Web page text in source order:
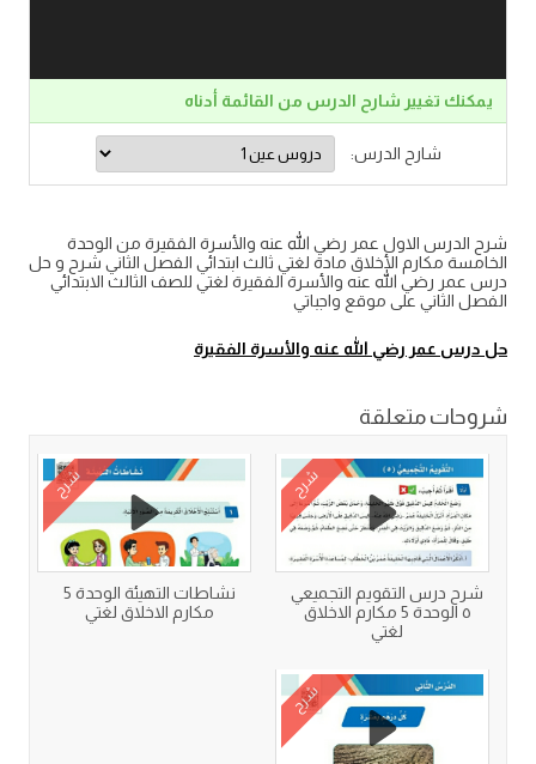
يمكنك تغيير شارح الدرس من القائمة أدناه
شارح الدرس:
شرح الدرس الاول عمر رضي الله عنه والأسرة الفقيرة من الوحدة
الخامسة مكارم الأخلاق مادة لغتي ثالث ابتدائي الفصل الثاني شرح و حل
درس عمر رضي الله عنه والأسرة الفقيرة لغتي للصف الثالث الابتدائي
الفصل الثاني على موقع واجباتي
حل درس عمر رضي الله عنه والأسرة الفقيرة
شروحات متعلقة
شرح
شرح درس التقويم التجميعي
٥ الوحدة 5 مكارم الاخلاق
لغتي
شرح
نشاطات التهيئة الوحدة 5
مكارم الاخلاق لغتي
شرح